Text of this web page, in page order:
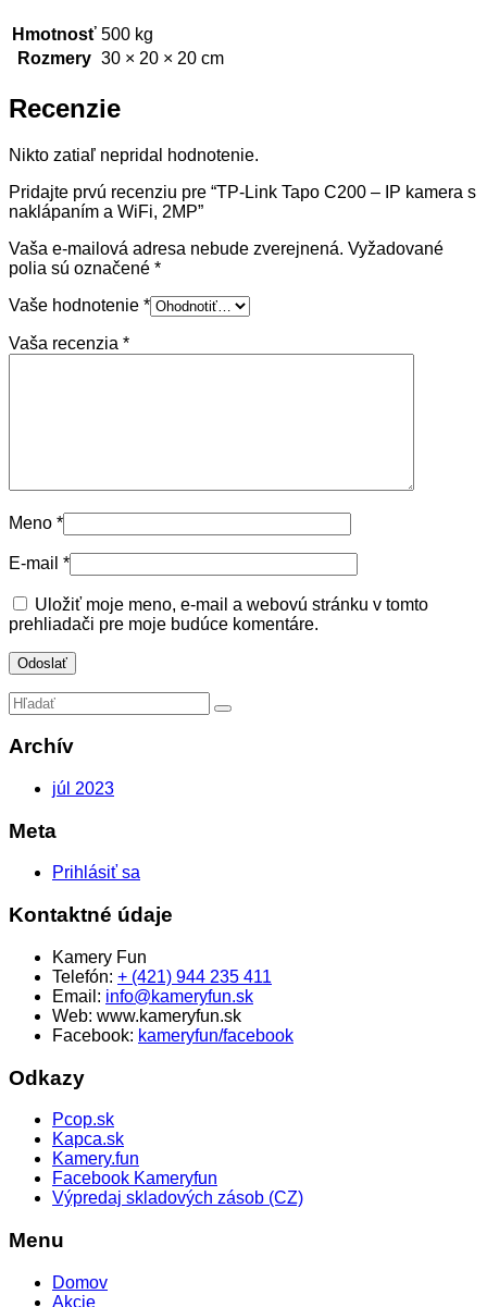
Hmotnosť 500 kg
Rozmery 30 × 20 × 20 cm
Recenzie
Nikto zatiaľ nepridal hodnotenie.
Pridajte prvú recenziu pre “TP-Link Tapo C200 – IP kamera s
naklápaním a WiFi, 2MP”
Vaša e-mailová adresa nebude zverejnená. Vyžadované
polia sú označené *
Vaše hodnotenie *
Vaša recenzia *
Meno *
E-mail *
Uložiť moje meno, e-mail a webovú stránku v tomto
prehliadači pre moje budúce komentáre.
Archív
júl 2023
Meta
Prihlásiť sa
Kontaktné údaje
Kamery Fun
Telefón: + (421) 944 235 411
Email: info@kameryfun.sk
Web: www.kameryfun.sk
Facebook: kameryfun/facebook
Odkazy
Pcop.sk
Kapca.sk
Kamery.fun
Facebook Kameryfun
Výpredaj skladových zásob (CZ)
Menu
Domov
Akcie